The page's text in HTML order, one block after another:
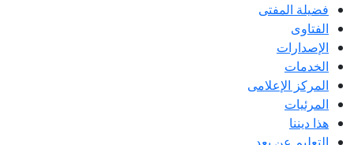
فضيلة المفتى
الفتاوى
الإصدارات
الخدمات
المركز الإعلامى
المرئيات
هذا ديننا